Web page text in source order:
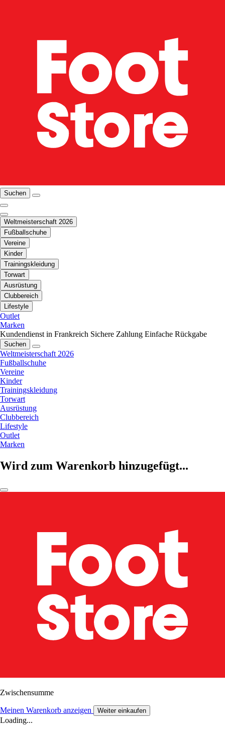
Suchen
Weltmeisterschaft 2026
Fußballschuhe
Vereine
Kinder
Trainingskleidung
Torwart
Ausrüstung
Clubbereich
Lifestyle
Outlet
Marken
Kundendienst in Frankreich Sichere Zahlung Einfache Rückgabe
Suchen
Weltmeisterschaft 2026
Fußballschuhe
Vereine
Kinder
Trainingskleidung
Torwart
Ausrüstung
Clubbereich
Lifestyle
Outlet
Marken
Wird zum Warenkorb hinzugefügt...
Zwischensumme
Meinen Warenkorb anzeigen Weiter einkaufen
Loading...